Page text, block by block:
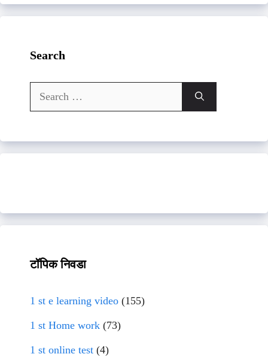
Search
Search
for:
टॉपिक निवडा
1 st e learning video (155)
1 st Home work (73)
1 st online test (4)